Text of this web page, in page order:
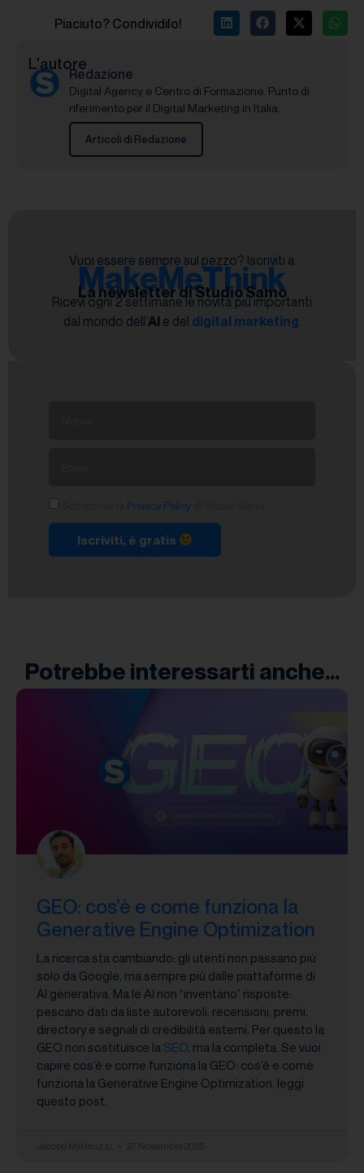
Piaciuto? Condividilo!
L'autore
Redazione
Digital Agency e Centro di Formazione. Punto di
riferimento per il Digital Marketing in Italia.
Articoli di Redazione
Vuoi essere sempre sul pezzo? Iscriviti a
MakeMeThink
La newsletter di Studio Samo
Ricevi ogni 2 settimane le novità più importanti
dal mondo dell’AI e del digital marketing.
Privacy Policy
Iscriviti, è gratis
Potrebbe interessarti anche...
GEO: cos’è e come funziona la
Generative Engine Optimization
La ricerca sta cambiando: gli utenti non passano più
solo da Google, ma sempre più dalle piattaforme di
AI generativa. Ma le AI non “inventano” risposte:
pescano dati da liste autorevoli, recensioni, premi,
directory e segnali di credibilità esterni. Per questo la
GEO non sostituisce la SEO, ma la completa. Se vuoi
capire cos’è e come funziona la GEO: cos’è e come
funziona la Generative Engine Optimization, leggi
questo post.